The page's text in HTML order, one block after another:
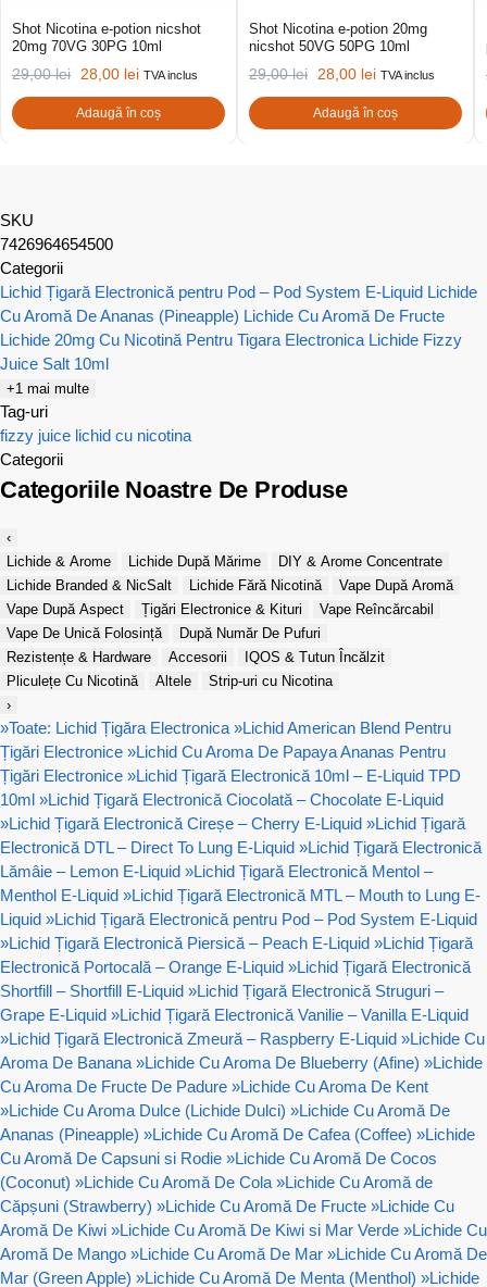
Shot Nicotina e-potion nicshot
20mg 70VG 30PG 10ml
29,00lei 28,00 lei TVA inclus
Adaugă în coș
Shot Nicotina e-potion 20mg
nicshot 50VG 50PG 10ml
29,00lei 28,00 lei TVA inclus
Adaugă în coș
SKU
7426964654500
Categorii
Lichid Țigară Electronică pentru Pod – Pod System E-Liquid Lichide
Cu Aromă De Ananas (Pineapple) Lichide Cu Aromă De Fructe
Lichide 20mg Cu Nicotină Pentru Tigara Electronica Lichide Fizzy
Juice Salt 10ml
+1 mai multe
Tag-uri
fizzy juice lichid cu nicotina
Categorii
Categoriile Noastre De Produse
‹
Lichide & Arome
Lichide După Mărime
DIY & Arome Concentrate
Lichide Branded & NicSalt
Lichide Fără Nicotină
Vape După Aromă
Vape După Aspect
Țigări Electronice & Kituri
Vape Reîncărcabil
Vape De Unică Folosință
După Număr De Pufuri
Rezistențe & Hardware
Accesorii
IQOS & Tutun Încălzit
Pliculețe Cu Nicotină
Altele
Strip-uri cu Nicotina
›
»Toate: Lichid Țigăra Electronica »Lichid American Blend Pentru
Țigări Electronice »Lichid Cu Aroma De Papaya Ananas Pentru
Țigări Electronice »Lichid Țigară Electronică 10ml – E-Liquid TPD
10ml »Lichid Țigară Electronică Ciocolată – Chocolate E-Liquid
»Lichid Țigară Electronică Cireșe – Cherry E-Liquid »Lichid Țigară
Electronică DTL – Direct To Lung E-Liquid »Lichid Țigară Electronică
Lămâie – Lemon E-Liquid »Lichid Țigară Electronică Mentol –
Menthol E-Liquid »Lichid Țigară Electronică MTL – Mouth to Lung E-
Liquid »Lichid Țigară Electronică pentru Pod – Pod System E-Liquid
»Lichid Țigară Electronică Piersică – Peach E-Liquid »Lichid Țigară
Electronică Portocală – Orange E-Liquid »Lichid Țigară Electronică
Shortfill – Shortfill E-Liquid »Lichid Țigară Electronică Struguri –
Grape E-Liquid »Lichid Țigară Electronică Vanilie – Vanilla E-Liquid
»Lichid Țigară Electronică Zmeură – Raspberry E-Liquid »Lichide Cu
Aroma De Banana »Lichide Cu Aroma De Blueberry (Afine) »Lichide
Cu Aroma De Fructe De Padure »Lichide Cu Aroma De Kent
»Lichide Cu Aroma Dulce (Lichide Dulci) »Lichide Cu Aromă De
Ananas (Pineapple) »Lichide Cu Aromă De Cafea (Coffee) »Lichide
Cu Aromă De Capsuni si Rodie »Lichide Cu Aromă De Cocos
(Coconut) »Lichide Cu Aromă De Cola »Lichide Cu Aromă de
Căpșuni (Strawberry) »Lichide Cu Aromă De Fructe »Lichide Cu
Aromă De Kiwi »Lichide Cu Aromă De Kiwi si Mar Verde »Lichide Cu
Aromă De Mango »Lichide Cu Aromă De Mar »Lichide Cu Aromă De
Mar (Green Apple) »Lichide Cu Aromă De Menta (Menthol) »Lichide